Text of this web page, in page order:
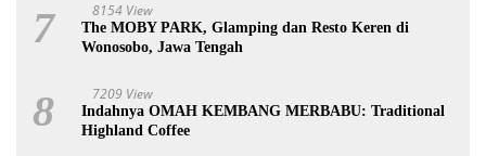
7 8154 View
The MOBY PARK, Glamping dan Resto Keren di
Wonosobo, Jawa Tengah
8 7209 View
Indahnya OMAH KEMBANG MERBABU: Traditional
Highland Coffee